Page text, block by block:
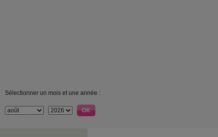
Sélectionner un mois et une année :